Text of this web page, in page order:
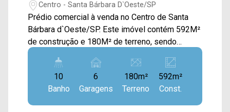
Centro - Santa Bárbara D`Oeste/SP
Prédio comercial à venda no Centro de Santa
Bárbara d`Oeste/SP. Este imóvel contém 592M²
de construção e 180M² de terreno, sendo
divididos em salão comercial no térreo, salas
comerciais e apartamentos nos andares
superiores. O salão térreo possui um amplo
espaço disponível, rampa para acessibilidade,
porta em blindex, copa com gabinete e 02
10
Banho
6
Garagens
180m²
Terreno
592m²
Const.